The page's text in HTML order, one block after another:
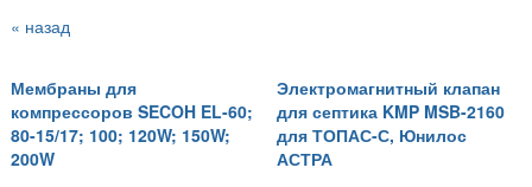
« назад
Мембраны для
компрессоров SECOH EL-60;
80-15/17; 100; 120W; 150W;
200W
Электромагнитный клапан
для септика KMP MSB-2160
для ТОПАС-С, Юнилос
АСТРА